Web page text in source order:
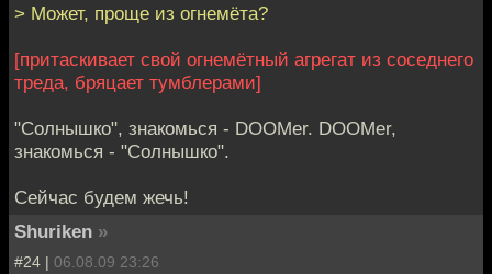
> Может, проще из огнемёта?
[притаскивает свой огнемётный агрегат из соседнего
треда, бряцает тумблерами]
"Солнышко", знакомься - DOOMer. DOOMer,
знакомься - "Солнышко".
Сейчас будем жечь!
Shuriken »
#24 | 06.08.09 23:26